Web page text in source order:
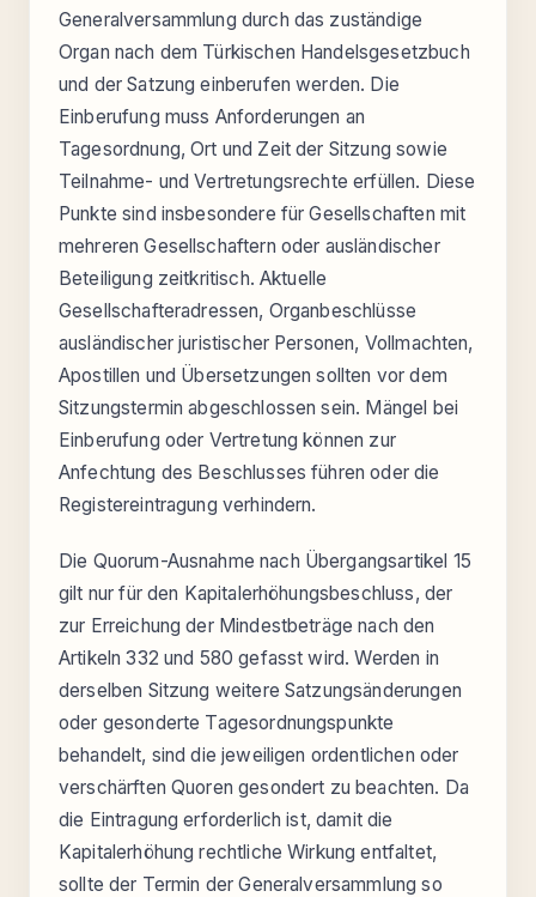
Generalversammlung durch das zuständige
Organ nach dem Türkischen Handelsgesetzbuch
und der Satzung einberufen werden. Die
Einberufung muss Anforderungen an
Tagesordnung, Ort und Zeit der Sitzung sowie
Teilnahme- und Vertretungsrechte erfüllen. Diese
Punkte sind insbesondere für Gesellschaften mit
mehreren Gesellschaftern oder ausländischer
Beteiligung zeitkritisch. Aktuelle
Gesellschafteradressen, Organbeschlüsse
ausländischer juristischer Personen, Vollmachten,
Apostillen und Übersetzungen sollten vor dem
Sitzungstermin abgeschlossen sein. Mängel bei
Einberufung oder Vertretung können zur
Anfechtung des Beschlusses führen oder die
Registereintragung verhindern.
Die Quorum-Ausnahme nach Übergangsartikel 15
gilt nur für den Kapitalerhöhungsbeschluss, der
zur Erreichung der Mindestbeträge nach den
Artikeln 332 und 580 gefasst wird. Werden in
derselben Sitzung weitere Satzungsänderungen
oder gesonderte Tagesordnungspunkte
behandelt, sind die jeweiligen ordentlichen oder
verschärften Quoren gesondert zu beachten. Da
die Eintragung erforderlich ist, damit die
Kapitalerhöhung rechtliche Wirkung entfaltet,
sollte der Termin der Generalversammlung so